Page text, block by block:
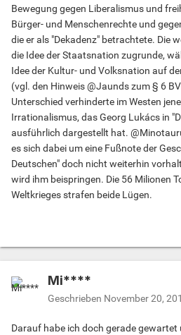
Bewegung gegen Liberalismus und
Bürger- und Menschenrechte und
die er als "Dekadenz" betrachtete. Die
die Idee der Staatsnation zugrunde,
Idee der Kultur- und Volksnation auf
(vgl. den Hinweis @Jaunds zum § 6
Unterschied verhinderte im Westen
Irrationalismus, das Georg Lukács in
ausführlich dargestellt hat.
es sich dabei um eine Fußnote der
Deutschen" doch nicht weiterhin
wird ihm beispringen. Die 56 Milionen
Weltkrieges strafen beide Lügen.
Mi****
Geschrieben November 20,
Darauf habe ich doch gerade